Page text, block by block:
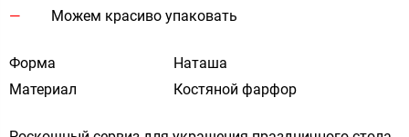
Можем красиво упаковать
Форма
Наташа
Материал
Костяной фарфор